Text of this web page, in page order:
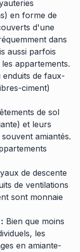
en forme de
d'une
dans
aussi parfois
appartements.
enduits de faux-
ciment)
de sol
et leurs
amiantés.
de descente
de ventilations
sont monnaie
Bien que moins
les
en amiante-